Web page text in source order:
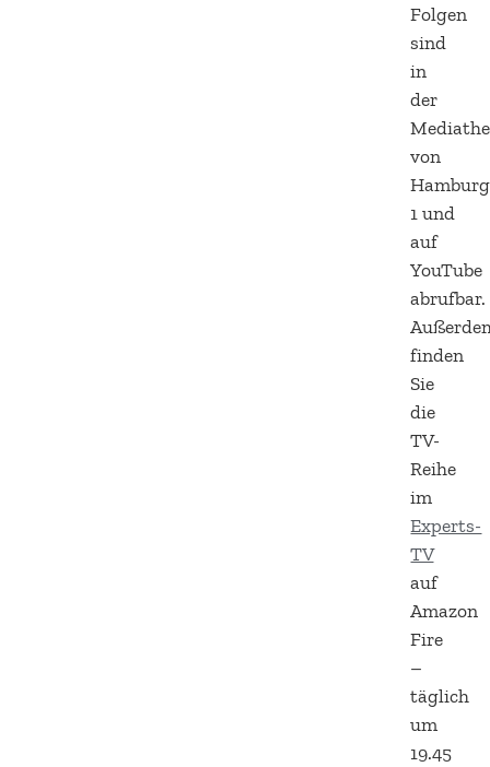
Folgen
sind
in
der
von
Hamburg
1 und
auf
YouTube
abrufbar.
finden
Sie
die
TV-
Reihe
im
Experts-
TV
auf
Amazon
Fire
–
täglich
um
19.45